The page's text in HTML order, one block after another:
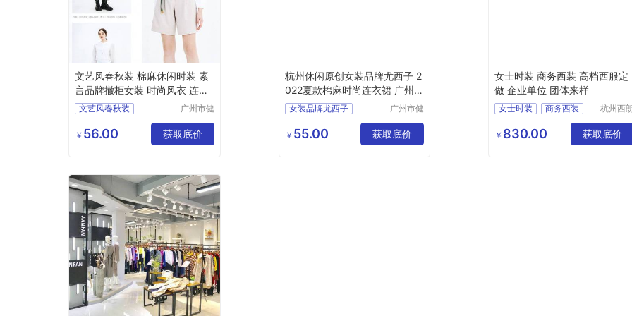
文艺风春秋装 棉麻休闲时装 素
言品牌撤柜女装 时尚风衣 连衣
裙走份
文艺风春秋装
素言品牌撤柜女装
广州市健
限公司
￥ 56.00 获取底价
杭州休闲原创女装品牌尤西子 2
022夏款棉麻时尚连衣裙 广州尾
货库存
女装品牌尤西子
夏款棉麻时尚连衣裙
杭州休闲原创
广州市健
限公司
￥ 55.00 获取底价
女士时装 商务西装 高档西服定
做 企业单位 团体来样
女士时装
商务西装
团体女士时装
杭州西
有限公
￥ 830.00 获取底价